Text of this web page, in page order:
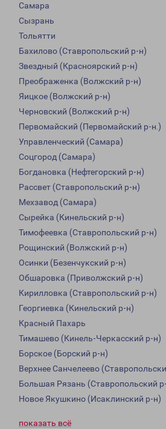
Самара
Сызрань
Тольятти
Бахилово (Ставропольский р-н)
Звездный (Красноярский р-н)
Преображенка (Волжский р-н)
Яицкое (Волжский р-н)
Черновский (Волжский р-н)
Первомайский (Первомайский р-н.)
Управленческий (Самара)
Соцгород (Самара)
Богдановка (Нефтегорский р-н)
Рассвет (Ставропольский р-н)
Мехзавод (Самара)
Сырейка (Кинельский р-н)
Тимофеевка (Ставропольский р-н)
Рощинский (Волжский р-н)
Осинки (Безенчукский р-н)
Обшаровка (Приволжский р-н)
Кирилловка (Ставропольский р-н)
Георгиевка (Кинельский р-н)
Красный Пахарь
Тимашево (Кинель-Черкасский р-н)
Борское (Борский р-н)
Верхнее Санчелеево
Большая Рязань (Ставропольский
Новое Якушкино (Исаклинский р-н)
показать всё